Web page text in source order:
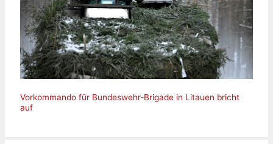
Vorkommando für Bundeswehr-Brigade in Litauen bricht
auf